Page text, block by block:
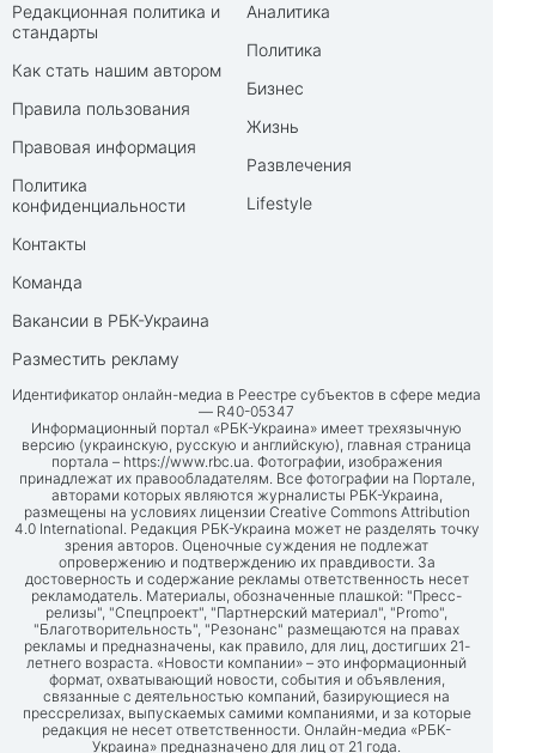
Редакционная политика и
стандарты
Как стать нашим автором
Правила пользования
Правовая информация
Политика
конфиденциальности
Контакты
Команда
Вакансии в РБК-Украина
Разместить рекламу
Аналитика
Политика
Бизнес
Жизнь
Развлечения
Lifestyle
Идентификатор онлайн-медиа в Реестре субъектов в сфере медиа
— R40-05347
Информационный портал «РБК-Украина» имеет трехязычную
версию (украинскую, русскую и английскую), главная страница
портала – https://www.rbc.ua. Фотографии, изображения
принадлежат их правообладателям. Все фотографии на Портале,
авторами которых являются журналисты РБК-Украина,
размещены на условиях лицензии Creative Commons Attribution
4.0 International. Редакция РБК-Украина может не разделять точку
зрения авторов. Оценочные суждения не подлежат
опровержению и подтверждению их правдивости. За
достоверность и содержание рекламы ответственность несет
рекламодатель. Материалы, обозначенные плашкой: "Пресс-
релизы", "Спецпроект", "Партнерский материал", "Promo",
"Благотворительность", "Резонанс" размещаются на правах
рекламы и предназначены, как правило, для лиц, достигших 21-
летнего возраста. «Новости компании» – это информационный
формат, охватывающий новости, события и объявления,
связанные с деятельностью компаний, базирующиеся на
прессрелизах, выпускаемых самими компаниями, и за которые
редакция не несет ответственности. Онлайн-медиа «РБК-
Украина» предназначено для лиц от 21 года.